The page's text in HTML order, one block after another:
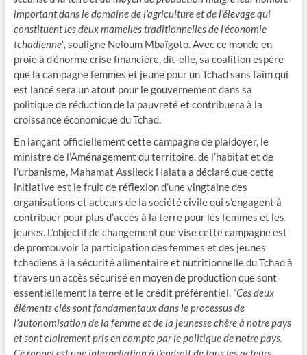
important dans le domaine de l’agriculture et de l’élevage qui
constituent les deux mamelles traditionnelles de l’économie
tchadienne”, souligne Neloum Mbaïgoto. Avec ce monde en
proie à d’énorme crise financière, dit-elle, sa coalition espère
que la campagne femmes et jeune pour un Tchad sans faim qui
est lancé sera un atout pour le gouvernement dans sa
politique de réduction de la pauvreté et contribuera à la
croissance économique du Tchad.
En lançant officiellement cette campagne de plaidoyer, le
ministre de l’Aménagement du territoire, de l’habitat et de
l’urbanisme, Mahamat Assileck Halata a déclaré que cette
initiative est le fruit de réflexion d’une vingtaine des
organisations et acteurs de la société civile qui s’engagent à
contribuer pour plus d’accès à la terre pour les femmes et les
jeunes. L’objectif de changement que vise cette campagne est
de promouvoir la participation des femmes et des jeunes
tchadiens à la sécurité alimentaire et nutritionnelle du Tchad à
travers un accès sécurisé en moyen de production que sont
essentiellement la terre et le crédit préférentiel. “Ces deux
éléments clés sont fondamentaux dans le processus de
l’autonomisation de la femme et de la jeunesse chère à notre pays
et sont clairement pris en compte par le politique de notre pays.